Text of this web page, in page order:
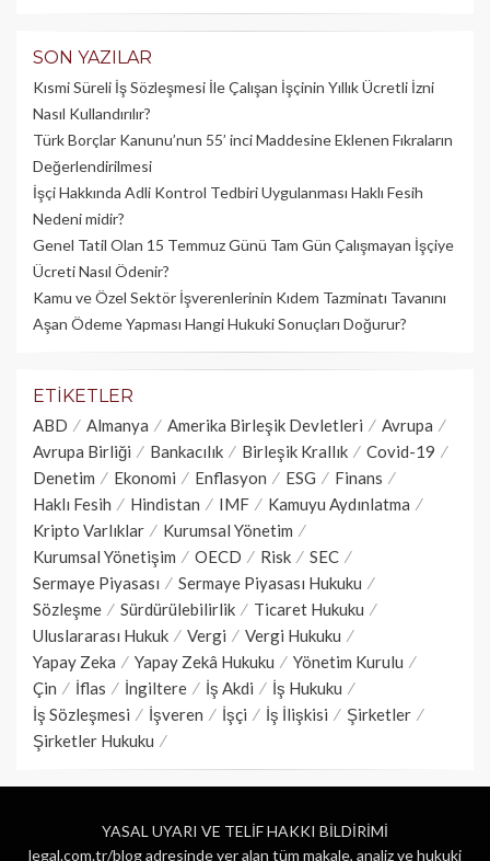
SON YAZILAR
Kısmi Süreli İş Sözleşmesi İle Çalışan İşçinin Yıllık Üc­retli İzni
Nasıl Kullandırılır?
Türk Borçlar Kanunu’nun 55’ inci Maddesine Eklenen Fıkraların
Değerlendirilmesi
İşçi Hakkında Adli Kontrol Tedbiri Uygulanması Haklı Fesih
Nedeni midir?
Genel Tatil Olan 15 Temmuz Günü Tam Gün Çalışmayan İşçiye
Ücreti Nasıl Ödenir?
Kamu ve Özel Sektör İşverenlerinin Kıdem Tazminatı Tavanını
Aşan Ödeme Yapması Hangi Hukuki Sonuçları Doğurur?
ETIKETLER
ABD Almanya Amerika Birleşik Devletleri
Avrupa
Avrupa Birliği
Bankacılık Birleşik Krallık
Covid-19
Denetim
Ekonomi Enflasyon ESG
Finans
Haklı Fesih
Hindistan IMF
Kamuyu Aydınlatma
Kripto Varlıklar
Kurumsal Yönetim
Kurumsal Yönetişim
OECD Risk
SEC
Sermaye Piyasası
Sermaye Piyasası Hukuku
Sözleşme
Sürdürülebilirlik
Ticaret Hukuku
Uluslararası Hukuk
Vergi
Vergi Hukuku
Yapay Zeka
Yapay Zekâ Hukuku
Yönetim Kurulu
Çin
İflas İngiltere İş Akdi
İş Hukuku
İş Sözleşmesi
İşveren İşçi İş İlişkisi
Şirketler
Şirketler Hukuku
YASAL UYARI VE TELİF HAKKI BİLDİRİMİ
legal.com.tr/blog adresinde yer alan tüm makale, analiz ve hukuki